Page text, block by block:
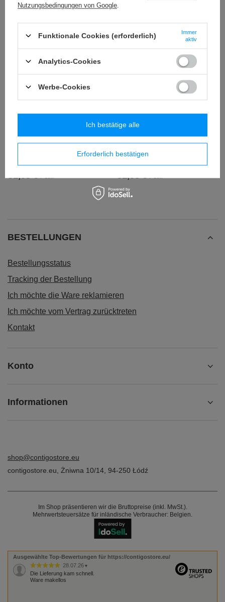
Contigo West Loop 3.0
Thermobecher 470ml - Crystal
Contigo West Loop 3.0
Thermobecher 470ml - Crystal
BESTELLUNGEN
Bestellungsstatus
Tracking der Bestellung
Ich möchte die Ware reklamieren
Ich möchte vom Vertrag zurücktreten
Kontakt
Konto
Informationen
shop@contigostore.eu
contigostore.eu
Żniwna 10/14 94-250 Łódź
Im Shop präsentieren wir die Bruttopreise (inkl. MwSt.).
Mehrwertsteuersätze für inländische Verbraucher: Belgien.
Ausgewählte Top-Bewertungen für https://contigostore.eu/
28.07.26 ▼
Die Lieferung kam schnell.
Ware makellos
Nutzungsbedingungen von Google
Funktionale Cookies (erforderlich)
Immer
aktiv
Analytics-Cookies
Werbe-Cookies
Erforderlich bestätigen
Ich bestätige alle